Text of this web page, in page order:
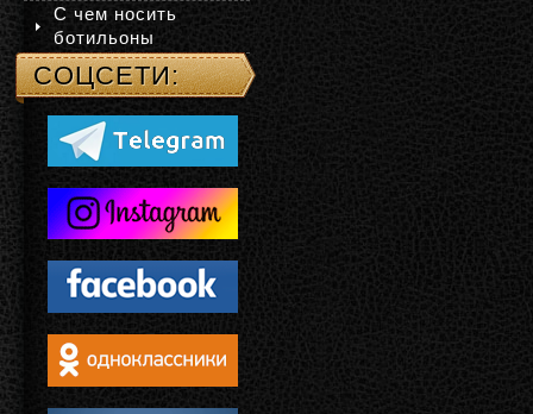
С чем носить
ботильоны
СОЦСЕТИ: